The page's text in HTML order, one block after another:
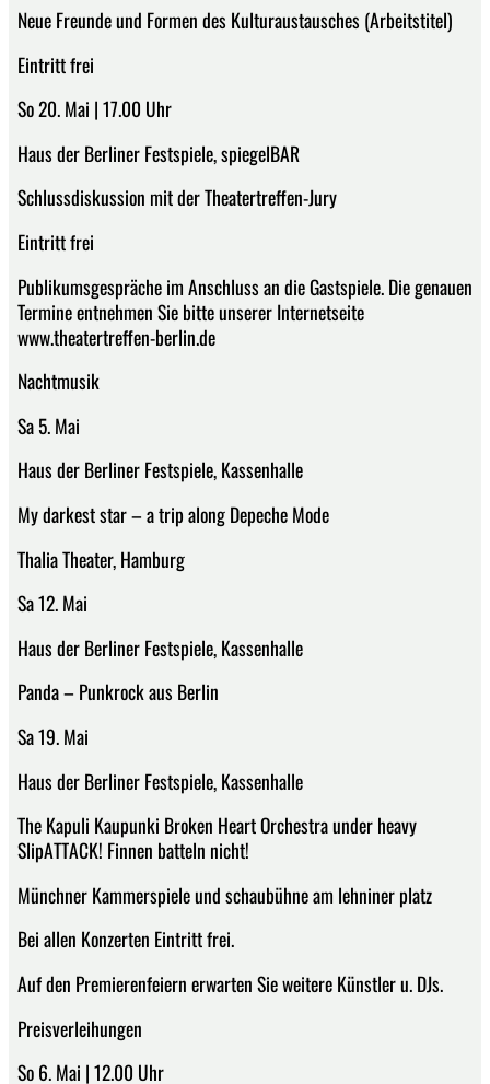
Neue Freunde und Formen des Kulturaustausches (Arbeitstitel)
Eintritt frei
So 20. Mai | 17.00 Uhr
Haus der Berliner Festspiele, spiegelBAR
Schlussdiskussion mit der Theatertreffen-Jury
Eintritt frei
Publikumsgespräche im Anschluss an die Gastspiele. Die genauen
Termine entnehmen Sie bitte unserer Internetseite
www.theatertreffen-berlin.de
Nachtmusik
Sa 5. Mai
Haus der Berliner Festspiele, Kassenhalle
My darkest star – a trip along Depeche Mode
Thalia Theater, Hamburg
Sa 12. Mai
Haus der Berliner Festspiele, Kassenhalle
Panda – Punkrock aus Berlin
Sa 19. Mai
Haus der Berliner Festspiele, Kassenhalle
The Kapuli Kaupunki Broken Heart Orchestra under heavy
SlipATTACK! Finnen batteln nicht!
Münchner Kammerspiele und schaubühne am lehniner platz
Bei allen Konzerten Eintritt frei.
Auf den Premierenfeiern erwarten Sie weitere Künstler u. DJs.
Preisverleihungen
So 6. Mai | 12.00 Uhr